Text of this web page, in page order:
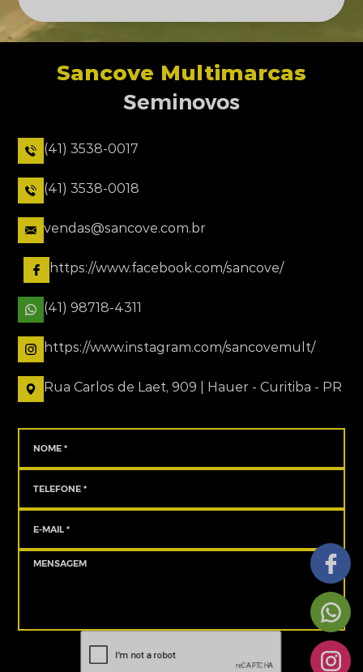
Sancove Multimarcas
Seminovos
(41) 3538-0017
(41) 3538-0018
vendas@sancove.com.br
https://www.facebook.com/sancove/
(41) 98718-4311
https://www.instagram.com/sancovemult/
Rua Carlos de Laet, 909 | Hauer - Curitiba - PR